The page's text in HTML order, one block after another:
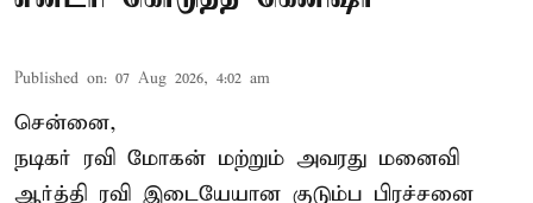
Published on: 07 Aug 2026, 4:02 am
சென்னை,
நடிகர் ரவி மோகன் மற்றும் அவரது மனைவி
ஆர்த்தி ரவி இடையேயான குடும்ப பிரச்சனை